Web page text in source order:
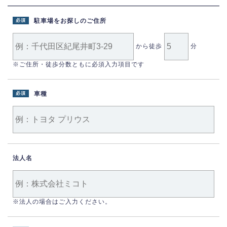
駐車場をお探しのご住所
必須
から徒歩 分
※ご住所・徒歩分数ともに必須入力項目です
車種
必須
法人名
※法人の場合はご入力ください。